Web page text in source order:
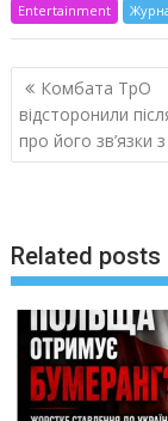
Entertainment
Навигация
по
записям
Комбата ТрО
відсторонили
про його зв’язки
Related posts